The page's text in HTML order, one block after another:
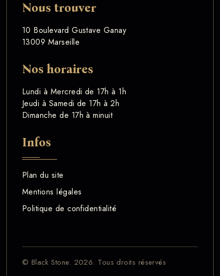
Nous trouver
10 Boulevard Gustave Ganay
13009 Marseille
Nos horaires
Lundi à Mercredi de 17h à 1h
Jeudi à Samedi de 17h à 2h
Dimanche de 17h à minuit
Infos
Plan du site
Mentions légales
Politique de confidentialité
© Black Stone. 2026. Tous droits réservés